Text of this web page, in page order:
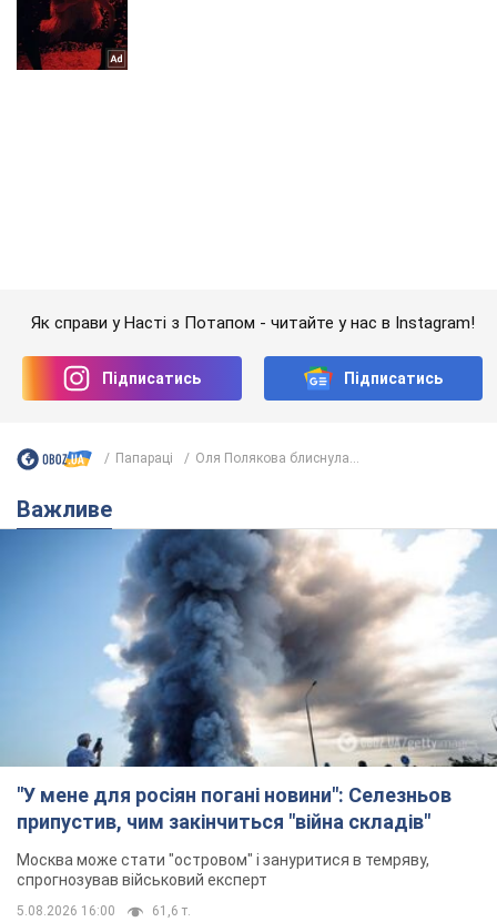
"У мене для росіян погані новини": Селезньов
припустив, чим закінчиться "війна складів"
Москва може стати "островом" і зануритися в темряву,
спрогнозував військовий експерт
5.08.2026 16:00 61,6 т.
Банки "готуються" до нового курсу
долара: українцям розповіли, чого
очікувати
5.08.2026 23:12 122,3 т.